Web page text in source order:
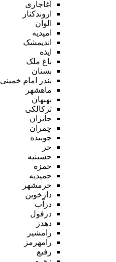
آغاجاری
اروندکنار
الوان
امیدیه
اندیمشک
ایذه
باغ ملک
بستان
بندر امام خمینی
ماهشهر
بهبهان
ترکالکی
جایزان
چمران
چوبیده
حر
حسینیه
حمزه
حمیدیه
خرمشهر
دارخوین
دزآب
دزفول
دهدز
رامشیر
رامهرمز
رفیع